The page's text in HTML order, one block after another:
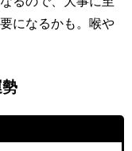
になるかも。喉や
勢